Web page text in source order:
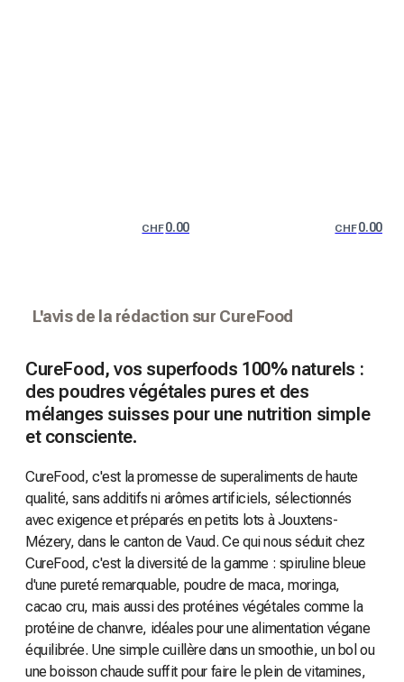
CHF0.00 CHF0.00
L'avis de la rédaction sur CureFood
CureFood, vos superfoods 100% naturels :
des poudres végétales pures et des
mélanges suisses pour une nutrition simple
et consciente.
CureFood, c'est la promesse de superaliments de haute
qualité, sans additifs ni arômes artificiels, sélectionnés
avec exigence et préparés en petits lots à Jouxtens-
Mézery, dans le canton de Vaud. Ce qui nous séduit chez
CureFood, c'est la diversité de la gamme : spiruline bleue
d'une pureté remarquable, poudre de maca, moringa,
cacao cru, mais aussi des protéines végétales comme la
protéine de chanvre, idéales pour une alimentation végane
équilibrée. Une simple cuillère dans un smoothie, un bol ou
une boisson chaude suffit pour faire le plein de vitamines,